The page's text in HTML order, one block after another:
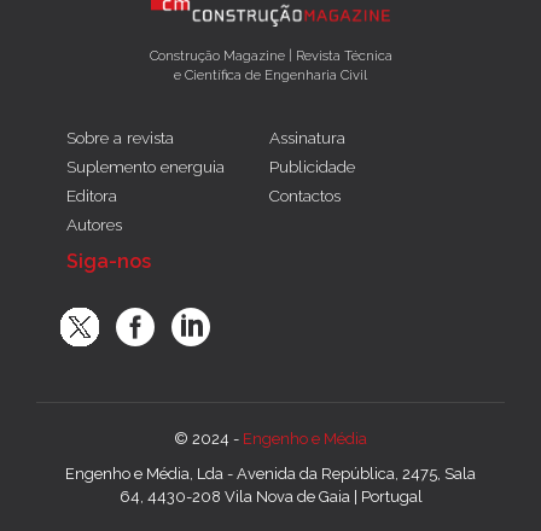
Construção Magazine | Revista Técnica
e Científica de Engenharia Civil
Sobre a revista
Suplemento energuia
Editora
Autores
Assinatura
Publicidade
Contactos
Siga-nos
© 2024 - Engenho e Média
Engenho e Média, Lda - Avenida da República, 2475, Sala
64, 4430-208 Vila Nova de Gaia | Portugal